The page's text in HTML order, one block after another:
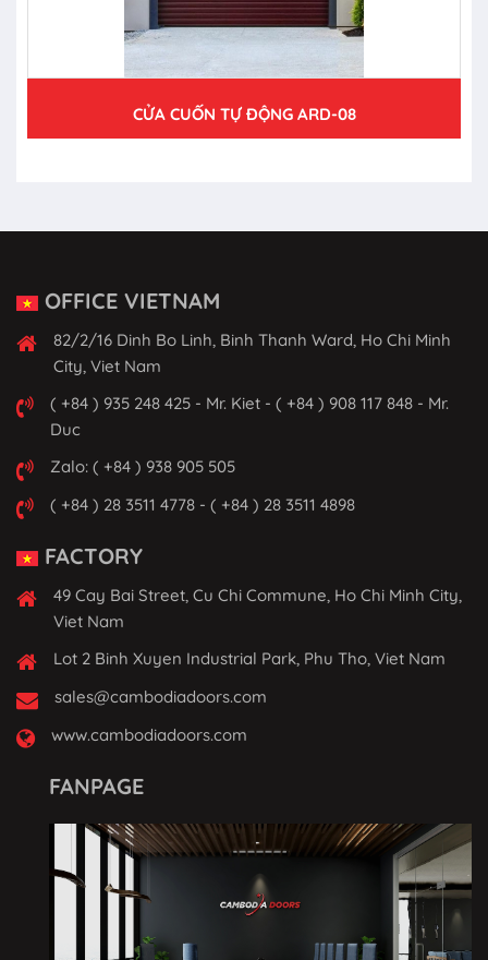
CỬA CUỐN TỰ ĐỘNG ARD-08
OFFICE VIETNAM
82/2/16 Dinh Bo Linh, Binh Thanh Ward, Ho Chi Minh
City, Viet Nam
( +84 ) 935 248 425 - Mr. Kiet - ( +84 ) 908 117 848 - Mr.
Duc
Zalo: ( +84 ) 938 905 505
( +84 ) 28 3511 4778 - ( +84 ) 28 3511 4898
FACTORY
49 Cay Bai Street, Cu Chi Commune, Ho Chi Minh City,
Viet Nam
Lot 2 Binh Xuyen Industrial Park, Phu Tho, Viet Nam
sales@cambodiadoors.com
www.cambodiadoors.com
FANPAGE